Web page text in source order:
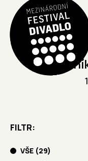
11.
FILTR
VŠE(29)